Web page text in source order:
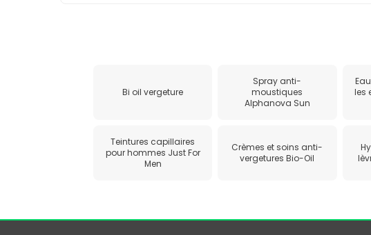
Bi oil vergeture
Spray anti-
moustiques
Alphanova Sun
les
Teintures capillaires
pour hommes Just For
Men
Crèmes et soins anti-
vergetures Bio-Oil